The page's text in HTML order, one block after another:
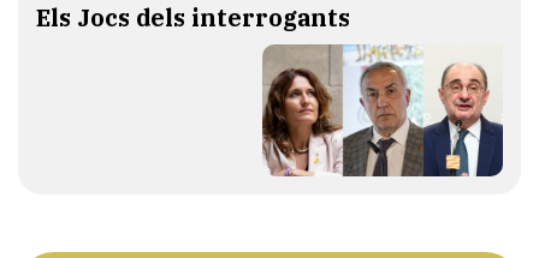
Els Jocs dels interrogants